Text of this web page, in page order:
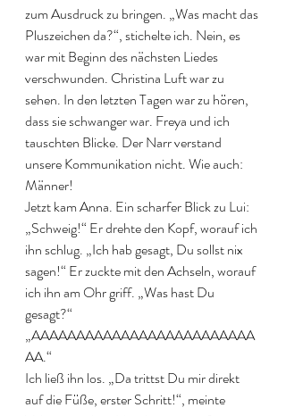
zum Ausdruck zu bringen. „Was macht das
Pluszeichen da?“, stichelte ich. Nein, es
war mit Beginn des nächsten Liedes
verschwunden. Christina Luft war zu
sehen. In den letzten Tagen war zu hören,
dass sie schwanger war. Freya und ich
tauschten Blicke. Der Narr verstand
unsere Kommunikation nicht. Wie auch:
Männer!
Jetzt kam Anna. Ein scharfer Blick zu Lui:
„Schweig!“ Er drehte den Kopf, worauf ich
ihn schlug. „Ich hab gesagt, Du sollst nix
sagen!“ Er zuckte mit den Achseln, worauf
ich ihn am Ohr griff. „Was hast Du
gesagt?“
„AAAAAAAAAAAAAAAAAAAAAAAAA
AA.“
Ich ließ ihn los. „Da trittst Du mir direkt
auf die Füße, erster Schritt!“, meinte